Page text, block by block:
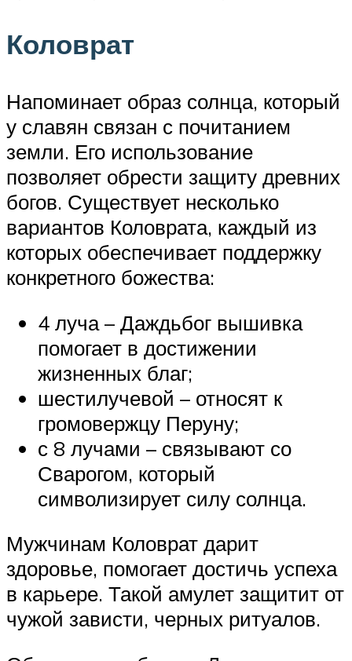
Коловрат
Напоминает образ солнца, который
у славян связан с почитанием
земли. Его использование
позволяет обрести защиту древних
богов. Существует несколько
вариантов Коловрата, каждый из
которых обеспечивает поддержку
конкретного божества:
4 луча – Даждьбог вышивка
помогает в достижении
жизненных благ;
шестилучевой – относят к
громовержцу Перуну;
с 8 лучами – связывают со
Сварогом, который
символизирует силу солнца.
Мужчинам Коловрат дарит
здоровье, помогает достичь успеха
в карьере. Такой амулет защитит от
чужой зависти, черных ритуалов.